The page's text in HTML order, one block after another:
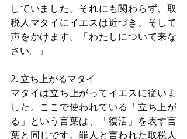
していました。それにも関わらず、取
税人マタイにイエスは近づき、そして
声をかけます。「わたしについて来な
さい。」
2. 立ち上がるマタイ
マタイは立ち上がってイエスに従いま
した。ここで使われている「立ち上が
る」という言葉は、「復活」を表す言
葉と同じです。罪人と言われた取税人